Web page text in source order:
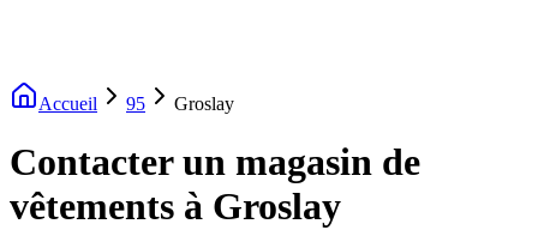
Accueil 95 Groslay
Contacter un magasin de
vêtements à Groslay